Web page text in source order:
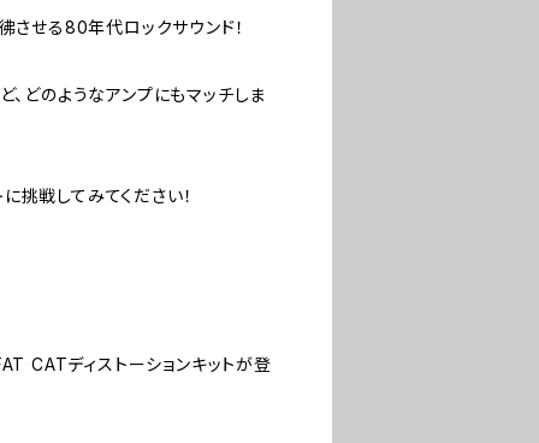
させる80年代ロックサウンド！
、どのようなアンプにもマッチしま
挑戦してみてください！
CATディストーションキットが登